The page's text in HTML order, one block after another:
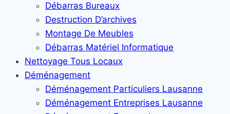
Débarras Bureaux
Destruction D’archives
Montage De Meubles
Débarras Matériel Informatique
Nettoyage Tous Locaux
Déménagement
Déménagement Particuliers Lausanne
Déménagement Entreprises Lausanne